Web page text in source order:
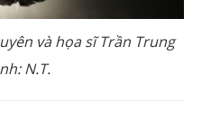
và họa sĩ Trần Trung
N.T.